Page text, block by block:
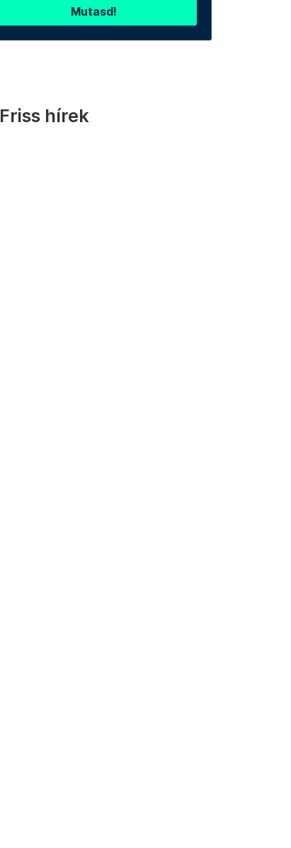
Mutasd!
Friss hírek